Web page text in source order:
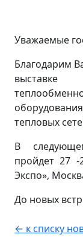
Уважаемые
Благодарим
выставке
тепловых
В
пройдет 27
Экспо»,
До новых
← к списку